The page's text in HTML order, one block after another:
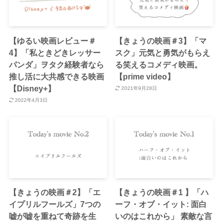
【ゆるい映画レビュー＃
4】「私ときどきレッサー
パンダ」ヲタク経験者なら
推し活に大共感できる映画
【Disney+】
2022年4月3日
【きょうの映画＃3】「マ
スク」元気と勇気がもらえ
る笑えるコメディ映画。
【prime video】
2021年9月28日
【きょうの映画＃2】「エ
イプリルフールズ」7つの
嘘が嘘を重ねて奇跡を生
【きょうの映画＃1 】「ハ
ーフ・オブ・イット: 面白
いのはこれから」 素敵な言